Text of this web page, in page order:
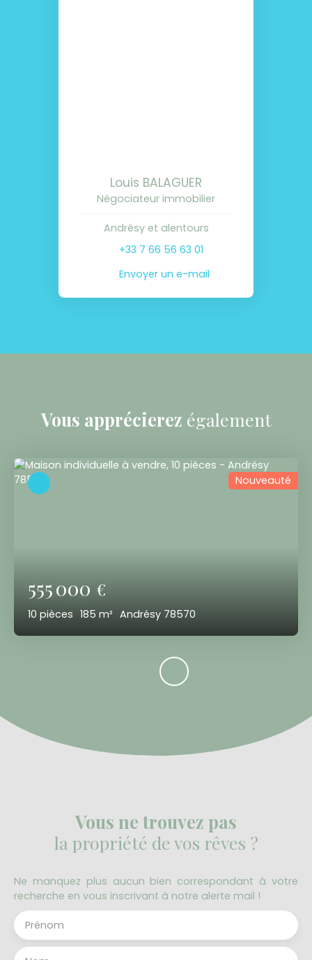
Louis BALAGUER
Négociateur immobilier
Andrésy et alentours
+33 7 66 56 63 01
Envoyer un e-mail
Vous apprécierez également
555 000 €
10 pièces 185 m² Andrésy 78570
Nouveauté
Vous ne trouvez pas
la propriété de vos rêves ?
Ne manquez plus aucun bien correspondant à votre
recherche en vous inscrivant à notre alerte mail !
Prénom